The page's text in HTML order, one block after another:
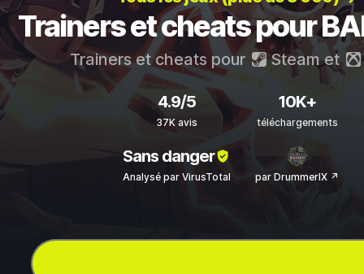
Trainers et cheats pour
Trainers et cheats pour Steamet
4.9/5
37K avis
10K+
téléchargements
Sans danger
Analysé par VirusTotal par DrummerIX ↗